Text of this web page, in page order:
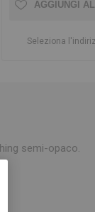
AGGIUNGI
Seleziona
semi-opaco.